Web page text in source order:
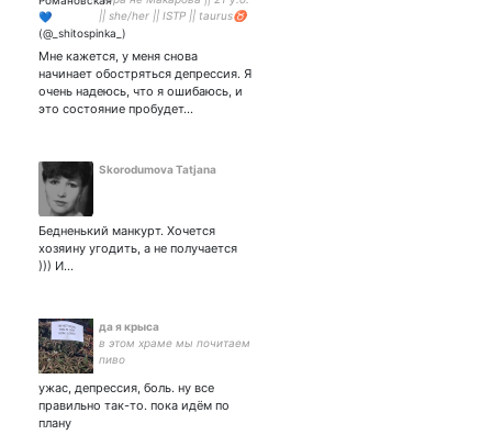
|| she/her || ISTP || taurus♉
|| сударыня–тударыня
Тупайя || Любовь всему
Божественному
противоестественна.
Мне кажется, у меня снова
начинает обостряться депрессия. Я
очень надеюсь, что я ошибаюсь, и
это состояние пробудет…
Skorodumova Tatjana
Бедненький манкурт. Хочется
хозяину угодить, а не получается
))) И…
да я крыса
в этом храме мы почитаем
пиво
ужас, депрессия, боль. ну все
правильно так-то. пока идём по
плану